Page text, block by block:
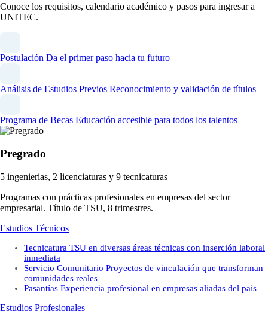
Conoce los requisitos, calendario académico y pasos para ingresar a
UNITEC.
Postulación Da el primer paso hacia tu futuro
Análisis de Estudios Previos Reconocimiento y validación de títulos
Programa de Becas Educación accesible para todos los talentos
Pregrado
5 ingenierias, 2 licenciaturas y 9 tecnicaturas
Programas con prácticas profesionales en empresas del sector
empresarial. Título de TSU, 8 trimestres.
Estudios Técnicos
Tecnicatura TSU en diversas áreas técnicas con inserción laboral
inmediata
Servicio Comunitario Proyectos de vinculación que transforman
comunidades reales
Pasantías Experiencia profesional en empresas aliadas del país
Estudios Profesionales